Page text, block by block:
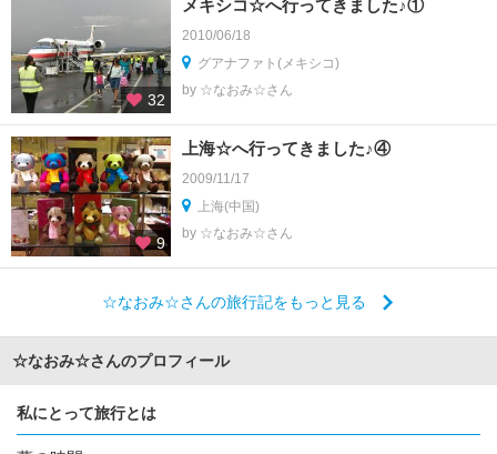
32
メキシコ☆へ行ってきました♪①
2010/06/18
グアナファト(メキシコ)
by ☆なおみ☆さん
9
上海☆へ行ってきました♪④
2009/11/17
上海(中国)
by ☆なおみ☆さん
☆なおみ☆さんの旅行記をもっと見る
☆なおみ☆さんのプロフィール
私にとって旅行とは